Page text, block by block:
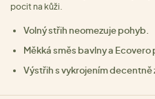
pocit na kůži.
Volný střih neomezuje pohyb.
Měkká směs bavlny a Ecovero
Výstřih s vykrojením decentně